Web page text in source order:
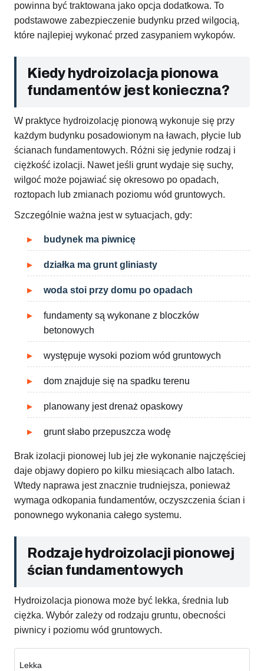
powinna być traktowana jako opcja dodatkowa. To
podstawowe zabezpieczenie budynku przed wilgocią,
które najlepiej wykonać przed zasypaniem wykopów.
Kiedy hydroizolacja pionowa
fundamentów jest konieczna?
W praktyce hydroizolację pionową wykonuje się przy
każdym budynku posadowionym na ławach, płycie lub
ścianach fundamentowych. Różni się jedynie rodzaj i
ciężkość izolacji. Nawet jeśli grunt wydaje się suchy,
wilgoć może pojawiać się okresowo po opadach,
roztopach lub zmianach poziomu wód gruntowych.
Szczególnie ważna jest w sytuacjach, gdy:
budynek ma piwnicę
działka ma grunt gliniasty
woda stoi przy domu po opadach
fundamenty są wykonane z bloczków
betonowych
występuje wysoki poziom wód gruntowych
dom znajduje się na spadku terenu
planowany jest drenaż opaskowy
grunt słabo przepuszcza wodę
Brak izolacji pionowej lub jej złe wykonanie najczęściej
daje objawy dopiero po kilku miesiącach albo latach.
Wtedy naprawa jest znacznie trudniejsza, ponieważ
wymaga odkopania fundamentów, oczyszczenia ścian i
ponownego wykonania całego systemu.
Rodzaje hydroizolacji pionowej
ścian fundamentowych
Hydroizolacja pionowa może być lekka, średnia lub
ciężka. Wybór zależy od rodzaju gruntu, obecności
piwnicy i poziomu wód gruntowych.
Lekka